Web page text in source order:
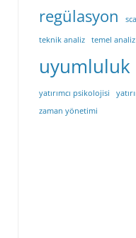
regülasyon
teknik analiz temel analiz
uyumluluk
yatırımcı psikolojisi
zaman yönetimi